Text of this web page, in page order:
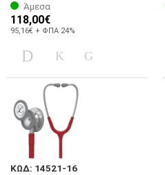
Άμεσα
118,00€
95,16€ + ΦΠΑ 24%
ΚΩΔ: 14521-16